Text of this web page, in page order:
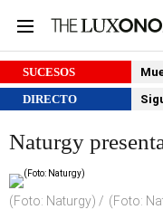
SUCESOS
DIRECTO
Naturgy
(Foto: Naturgy) (Foto: